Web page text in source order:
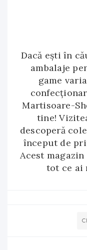
Dacă ești în
ambalaje
game
Martisoare-
tine!
descoperă
început de
Acest
tot ce ai